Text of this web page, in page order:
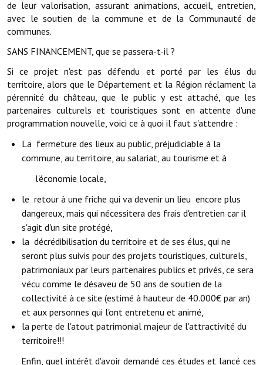
Eaux, assainissement
Déchets ménagers, tri sélectif, encombrants
Services publics communaux
Urbanisme
Biens à louer
Terrains et maisons à vendre
Etablissements scolaires
Equipements sportifs
Bibliothèque
Commerçants, artisans
Commerces et professions libérales
de leur valorisation, assurant animations, accueil, entretien,
avec le soutien de la commune et de la Communauté de
communes.
SANS FINANCEMENT, que se passera-t-il ?
Si ce projet n'est pas défendu et porté par les élus du
territoire, alors que le Département et la Région réclament la
pérennité du château, que le public y est attaché, que les
partenaires culturels et touristiques sont en attente d'une
programmation nouvelle, voici ce à quoi il faut s'attendre :
La fermeture des lieux au public, préjudiciable à la
commune, au territoire, au salariat, au tourisme et à
l'économie locale,
le retour à une friche qui va devenir un lieu encore plus
dangereux, mais qui nécessitera des frais d'entretien car il
s'agit d'un site protégé,
la décrédibilisation du territoire et de ses élus, qui ne
seront plus suivis pour des projets touristiques, culturels,
patrimoniaux par leurs partenaires publics et privés, ce sera
vécu comme le désaveu de 50 ans de soutien de la
collectivité à ce site (estimé à hauteur de 40.000€ par an)
et aux personnes qui l'ont entretenu et animé,
la perte de l'atout patrimonial majeur de l'attractivité du
territoire!!!
Enfin, quel intérêt d'avoir demandé ces études et lancé ces